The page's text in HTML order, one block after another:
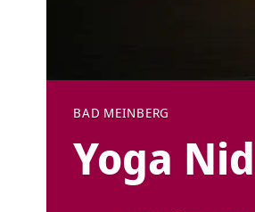
BAD MEINBERG
Yoga